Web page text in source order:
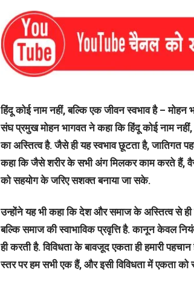
हिंदू कोई नाम नहीं, बल्कि एक जीवन स्‍वभाव है – मोहन
संघ प्रमुख मोहन भागवत ने कहा कि हिंदू कोई नाम
का अस्तित्व है. जैसे ही यह स्वभाव छूटता है, जातिगत
कहा कि जैसे शरीर के सभी अंग मिलकर काम करते हैं, वैसे
को सहयोग के जरिए सशक्त बनाया जा सके.
उन्होंने यह भी कहा कि देश और समाज के अस्तित्व से ही
बल्कि समाज की स्वाभाविक प्रवृत्ति है. कानून केवल
ही करती है. विविधता के बावजूद एकता ही हमारी
स्तर पर हम सभी एक हैं, और इसी विविधता में एकता को